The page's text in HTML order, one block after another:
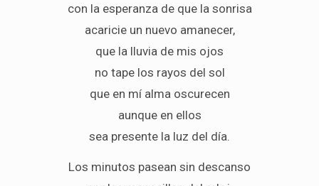
con la esperanza de que la sonrisa
acaricie un nuevo amanecer,
que la lluvia de mis ojos
no tape los rayos del sol
que en mí alma oscurecen
aunque en ellos
sea presente la luz del día.
Los minutos pasean sin descanso